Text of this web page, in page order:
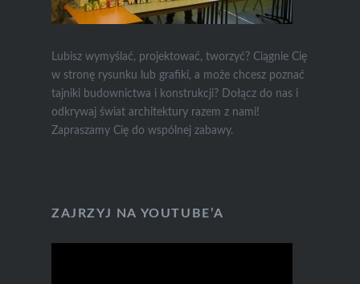
Lubisz wymyślać, projektować, tworzyć? Ciągnie Cię
w stronę rysunku lub grafiki, a może chcesz poznać
tajniki budownictwa i konstrukcji? Dołącz do nas i
odkrywaj świat architektury razem z nami!
Zapraszamy Cię do wspólnej zabawy.
ZAJRZYJ NA YOUTUBE’A